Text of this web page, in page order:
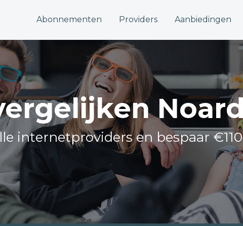
Abonnementen Providers Aanbiedingen
internetproviders en bespaar